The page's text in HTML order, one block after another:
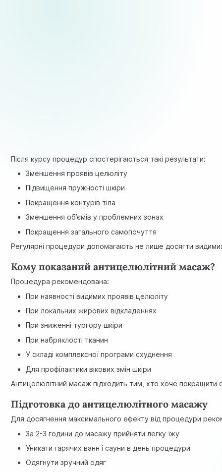
Після курсу процедур спостерігаються такі результати:
Зменшення проявів целюліту
Підвищення пружності шкіри
Покращення контурів тіла
Зменшення об’ємів у проблемних зонах
Покращення загального самопочуття
Регулярні процедури допомагають не лише досягти
Кому показаний антицелюлітний масаж?
Процедура рекомендована:
При наявності видимих проявів целюліту
При локальних жирових відкладеннях
При зниженні тургору шкіри
При набряклості тканин
У складі комплексної програми схуднення
Для профілактики вікових змін шкіри
Антицелюлітний масаж підходить тим, хто хоче покращити
Підготовка до антицелюлітного масажу
Для досягнення максимального ефекту від процедури
За 2-3 години до масажу прийняти легку їжу
Уникати гарячих ванн і сауни в день процедури
Одягнути зручний одяг